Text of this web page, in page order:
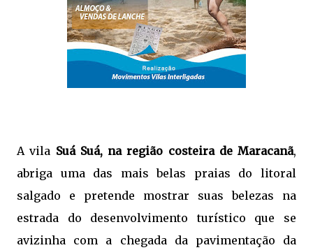
A vila Suá Suá, na região costeira de Maracanã,
abriga uma das mais belas praias do litoral
salgado e pretende mostrar suas belezas na
estrada do desenvolvimento turístico que se
avizinha com a chegada da pavimentação da